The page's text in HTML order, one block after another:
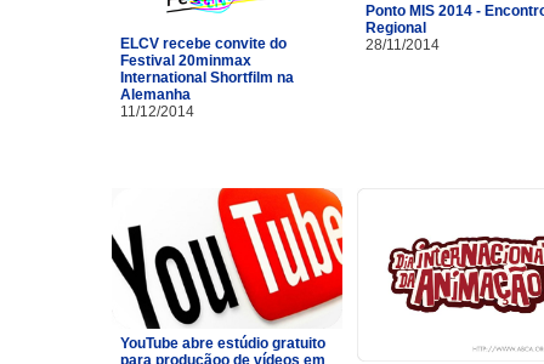
ELCV recebe convite do
Festival 20minmax
International Shortfilm na
Alemanha
11/12/2014
Ponto MIS 2014 -
Regional
28/11/2014
YouTube abre estúdio gratuito
para produçãoo de vídeos em